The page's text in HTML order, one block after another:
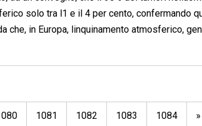
solo tra l1 e il 4 per cento, confermando
che, in Europa, linquinamento atmosferico,
1081 1082 1083 1084 »